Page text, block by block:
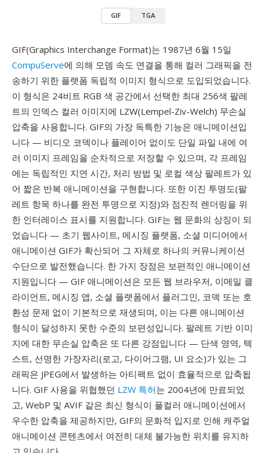
GIF TGA
GIF(Graphics Interchange Format)는 1987년 6월 15일
CompuServe에 의해 모뎀 속도 연결을 통해 컬러 그래픽을 전
송하기 위한 플랫폼 독립적 이미지 형식으로 도입되었습니다.
이 형식은 24비트 RGB 색 공간에서 선택한 최대 256색 팔레
트의 인덱스 컬러 이미지에 LZW(Lempel-Ziv-Welch) 무손실
압축을 사용합니다. GIF의 가장 독특한 기능은 애니메이션입
니다 — 비디오 코덱이나 플레이어 없이도 단일 파일 내에 여
러 이미지 프레임을 순차적으로 저장할 수 있으며, 각 프레임
에는 독립적인 지연 시간, 처리 방법 및 로컬 색상 팔레트가 있
어 짧은 반복 애니메이션을 구현합니다. 또한 이진 투명도(팔
레트 항목 하나를 완전 투명으로 지정)와 점진적 렌더링을 위
한 인터레이스 표시를 지원합니다. GIF는 웹 문화의 상징이 되
었습니다 — 초기 웹사이트, 메시징 플랫폼, 소셜 미디어에서
애니메이션 GIF가 확산되어 그 자체로 하나의 커뮤니케이션
수단으로 발전했습니다. 한 가지 장점은 보편적인 애니메이션
지원입니다 — GIF 애니메이션은 모든 웹 브라우저, 이메일 클
라이언트, 메시징 앱, 소셜 플랫폼에서 플러그인, 코덱 또는 호
환성 문제 없이 기본적으로 재생되며, 이는 다른 애니메이션
형식이 달성하지 못한 수준의 보편성입니다. 팔레트 기반 이미
지에 대한 무손실 압축은 또 다른 강점입니다 — 단색 영역, 텍
스트, 선명한 가장자리(로고, 다이어그램, UI 요소)가 있는 그
래픽은 JPEG에서 발생하는 아티팩트 없이 효율적으로 압축됩
니다. GIF 사용을 위협했던 LZW 특허는 2004년에 만료되었
고, WebP 및 AVIF 같은 최신 형식이 풀컬러 애니메이션에서
우수한 압축을 제공하지만, GIF의 문화적 입지로 인해 캐주얼
애니메이션 콘텐츠에서 여전히 대체 불가능한 위치를 유지하